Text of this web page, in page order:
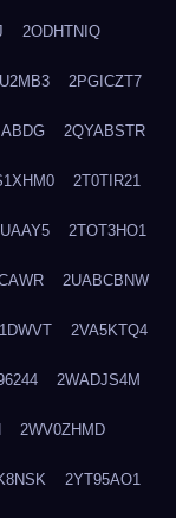
2ODHTNIQ
2PGICZT7
2QYABSTR
2T0TIR21
2TOT3HO1
2UABCBNW
2VA5KTQ4
2WADJS4M
2WV0ZHMD
2YT95AO1